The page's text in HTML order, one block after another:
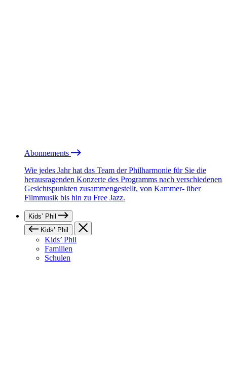
Abonnements
Wie jedes Jahr hat das Team der Philharmonie für Sie die
herausragenden Konzerte des Programms nach verschiedenen
Gesichtspunkten zusammengestellt, von Kammer- über
Filmmusik bis hin zu Free Jazz.
Kids’ Phil
Kids’ Phil
Kids’ Phil
Familien
Schulen